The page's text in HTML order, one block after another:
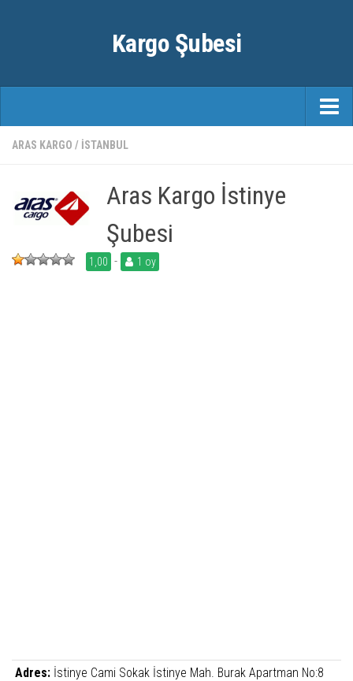
Kargo Şubesi
ANASAYFA
ŞEHIRLER
ARAS KARGO / İSTANBUL
Aras Kargo İstinye
Şubesi
1,00 - 1 oy
Adres: İstinye Cami Sokak İstinye Mah. Burak Apartman No:8